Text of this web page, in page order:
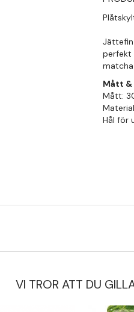
perfekt
Mått &
Mått:
Hål för
VI TROR ATT DU